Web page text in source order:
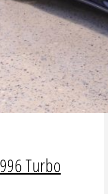
Turbo